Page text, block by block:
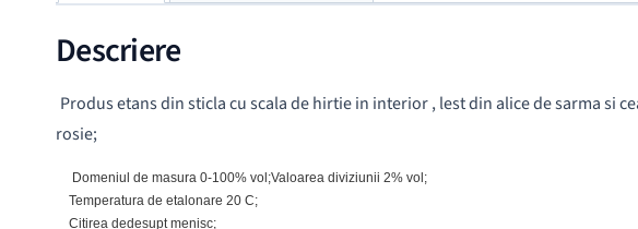
Descriere
Produs etans din sticla cu scala de hirtie in interior , lest din alice de sarma si
rosie;
Domeniul de masura 0-100% vol;Valoarea diviziunii 2% vol;
Temperatura de etalonare 20 C;
Citirea dedesupt menisc;